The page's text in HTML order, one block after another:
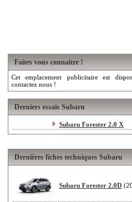
Faites vous connaitre !
Cet emplacement publicitaire est
contactez nous !
Derniers essais Subaru
Subaru Forester 2.0 X
Dernières fiches techniques Subaru
Subaru Forester 2.0D